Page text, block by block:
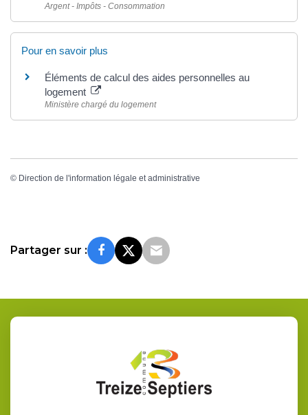
Argent - Impôts - Consommation
Pour en savoir plus
Éléments de calcul des aides personnelles au
logement
Ministère chargé du logement
© Direction de l'information légale et administrative
Partager sur :